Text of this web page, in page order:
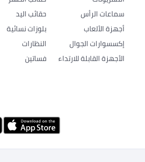
سماعات الرأس
أجهزة الألعاب
إكسسوارات الجوال
الأجهزة القابلة للارتداء
حقائب اليد
بلوزات نسائية
النظارات
فساتين